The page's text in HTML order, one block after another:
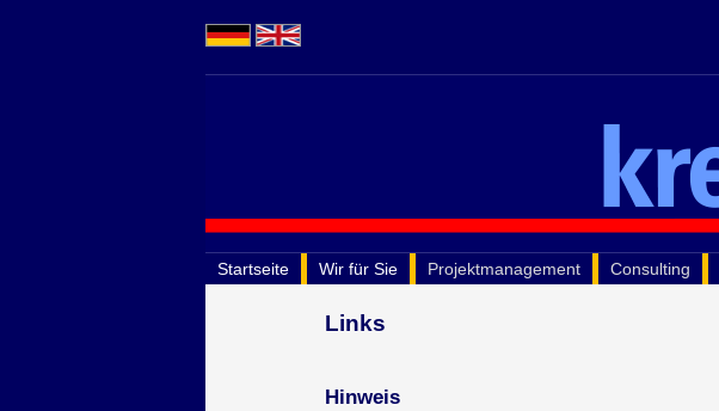
Startseite Wir für Sie Projektmanagement Consulting
Links
Hinweis